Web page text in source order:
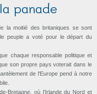
panade
la moitié des britaniques se sont
peuple a voté pour le départ du
chaque responsable politique et
son propre pays voterait dans le
de l'Europe pend à notre
Bretagne, où l'Irlande du Nord et